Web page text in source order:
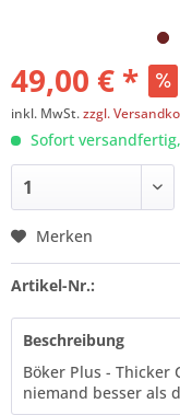
49,00 € *
inkl. MwSt.zzgl.
Sofort
Merken
Artikel-Nr.:
Beschreibung
Böker Plus - Thicker
niemand besser als